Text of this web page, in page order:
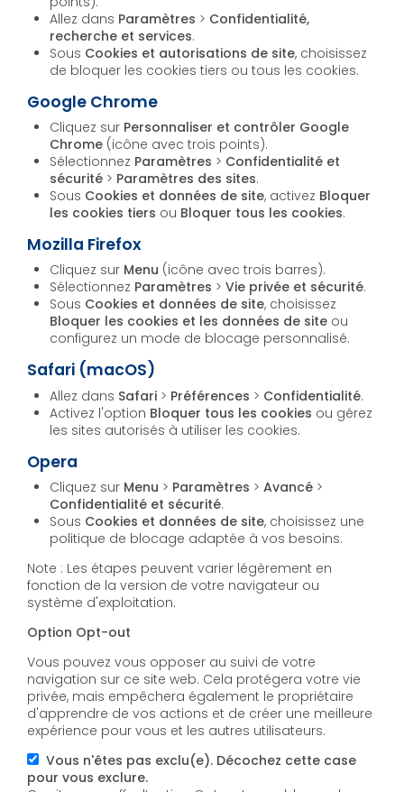
Allez dans Paramètres > Confidentialité,
recherche et services.
Sous Cookies et autorisations de site, choisissez
de bloquer les cookies tiers ou tous les cookies.
Google Chrome
Cliquez sur Personnaliser et contrôler Google
Chrome (icône avec trois points).
Sélectionnez Paramètres > Confidentialité et
sécurité > Paramètres des sites.
Sous Cookies et données de site, activez Bloquer
les cookies tiers ou Bloquer tous les cookies.
Mozilla Firefox
Cliquez sur Menu (icône avec trois barres).
Sélectionnez Paramètres >Vie privée et sécurité.
Sous Cookies et données de site, choisissez
Bloquer les cookies et les données de site ou
configurez un mode de blocage personnalisé.
Safari (macOS)
Allez dans Safari > Préférences > Confidentialité.
Activez l'option Bloquer tous les cookies ou gérez
les sites autorisés à utiliser les cookies.
Opera
Cliquez sur Menu > Paramètres >Avancé >
Confidentialité et sécurité.
Sous Cookies et données de site, choisissez une
politique de blocage adaptée à vos besoins.
Note : Les étapes peuvent varier légèrement en
fonction de la version de votre navigateur ou
système d'exploitation.
Option Opt-out
Vous pouvez vous opposer au suivi de votre
navigation sur ce site web. Cela protégera votre vie
privée, mais empêchera également le propriétaire
d'apprendre de vos actions et de créer une meilleure
expérience pour vous et les autres utilisateurs.
Vous n'êtes pas exclu(e). Décochez cette case
pour vous exclure.